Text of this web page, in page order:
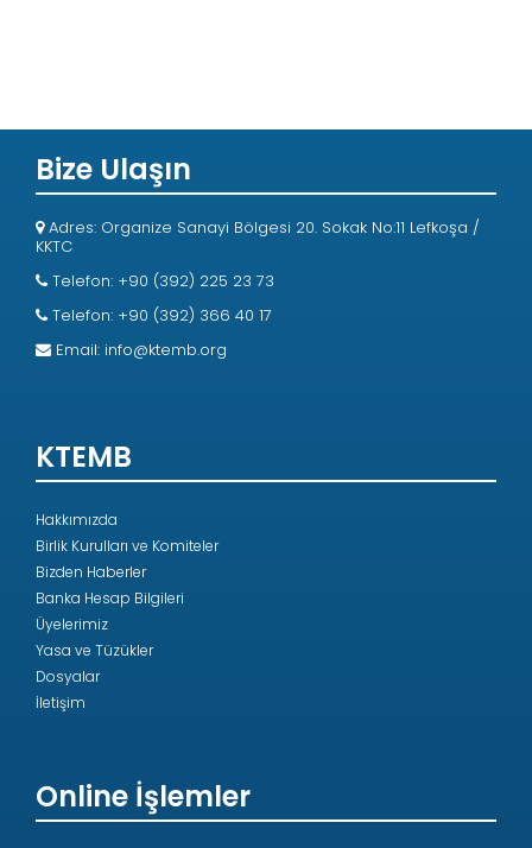
Bize Ulaşın
Adres: Organize Sanayi Bölgesi 20. Sokak No:11 Lefkoşa /
KKTC
Telefon: +90 (392) 225 23 73
Telefon: +90 (392) 366 40 17
Email: info@ktemb.org
KTEMB
Hakkımızda
Birlik Kurulları ve Komiteler
Bizden Haberler
Banka Hesap Bilgileri
Üyelerimiz
Yasa ve Tüzükler
Dosyalar
İletişim
Online İşlemler